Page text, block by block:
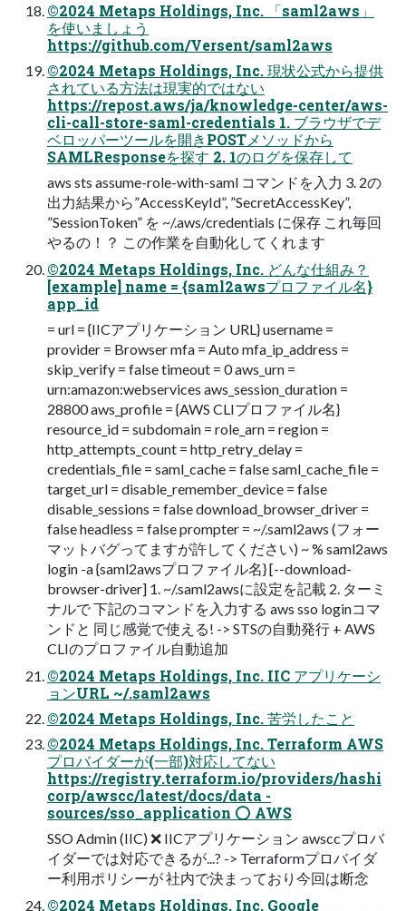
©2024 Metaps Holdings, Inc. 「saml2aws」
を使いましょう
https://github.com/Versent/saml2aws
©2024 Metaps Holdings, Inc. 現状公式から提供
されている⽅法は現実的ではない
https://repost.aws/ja/knowledge-center/aws-
cli-call-store-saml-credentials 1. ブラウザでデ
ベロッパーツールを開きPOSTメソッドから
SAMLResponseを探す 2. 1のログを保存して
aws sts assume-role-with-saml コマンドを⼊⼒ 3. 2の
出⼒結果から”AccessKeyId”, ”SecretAccessKey”,
”SessionToken” を ~/.aws/credentials に保存 これ毎回
やるの！？ この作業を⾃動化してくれます
©2024 Metaps Holdings, Inc. どんな仕組み？
[example] name = {saml2awsプロファイル名}
app_id
= url = {IICアプリケーション URL} username =
provider = Browser mfa = Auto mfa_ip_address =
skip_verify = false timeout = 0 aws_urn =
urn:amazon:webservices aws_session_duration =
28800 aws_profile = {AWS CLIプロファイル名}
resource_id = subdomain = role_arn = region =
http_attempts_count = http_retry_delay =
credentials_file = saml_cache = false saml_cache_file =
target_url = disable_remember_device = false
disable_sessions = false download_browser_driver =
false headless = false prompter = ~/.saml2aws (フォー
マットバグってますが許してください) ~ % saml2aws
login -a {saml2awsプロファイル名} [--download-
browser-driver] 1. ~/.saml2awsに設定を記載 2. ターミ
ナルで 下記のコマンドを⼊⼒する aws sso loginコマ
ンドと 同じ感覚で使える! -> STSの⾃動発⾏ + AWS
CLIのプロファイル⾃動追加
©2024 Metaps Holdings, Inc. IIC アプリケーシ
ョンURL ~/.saml2aws
©2024 Metaps Holdings, Inc. 苦労したこと
©2024 Metaps Holdings, Inc. Terraform AWS
プロバイダーが(⼀部)対応してない
https://registry.terraform.io/providers/hashi
corp/awscc/latest/docs/data -
sources/sso_application ⭕ AWS
SSO Admin (IIC) ❌ IICアプリケーション awsccプロバ
イダーでは対応できるが...? -> Terraformプロバイダ
ー利⽤ポリシーが 社内で決まっており今回は断念
©2024 Metaps Holdings, Inc. Google